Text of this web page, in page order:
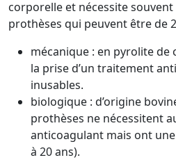
corporelle et nécessite souvent
prothèses qui peuvent être de
mécanique : en pyrolite de
la prise d’un traitement
inusables.
biologique : d’origine
prothèses ne nécessitent
anticoagulant mais ont
à 20 ans).